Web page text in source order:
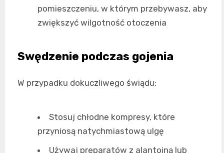
pomieszczeniu, w którym przebywasz, aby
zwiększyć wilgotność otoczenia
Swędzenie podczas gojenia
W przypadku dokuczliwego świądu:
Stosuj chłodne kompresy, które
przyniosą natychmiastową ulgę
Używaj preparatów z alantoiną lub